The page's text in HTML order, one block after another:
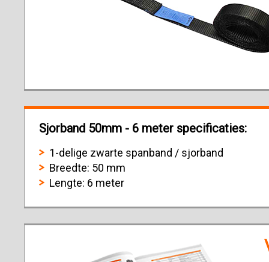
Sjorband 50mm - 6 meter specificaties:
1-delige zwarte spanband / sjorband
Breedte: 50 mm
Lengte: 6 meter